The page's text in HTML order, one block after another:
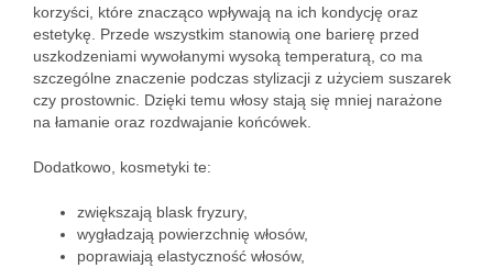
korzyści, które znacząco wpływają na ich kondycję oraz
estetykę. Przede wszystkim stanowią one barierę przed
uszkodzeniami wywołanymi wysoką temperaturą, co ma
szczególne znaczenie podczas stylizacji z użyciem suszarek
czy prostownic. Dzięki temu włosy stają się mniej narażone
na łamanie oraz rozdwajanie końcówek.
Dodatkowo, kosmetyki te:
zwiększają blask fryzury,
wygładzają powierzchnię włosów,
poprawiają elastyczność włosów,